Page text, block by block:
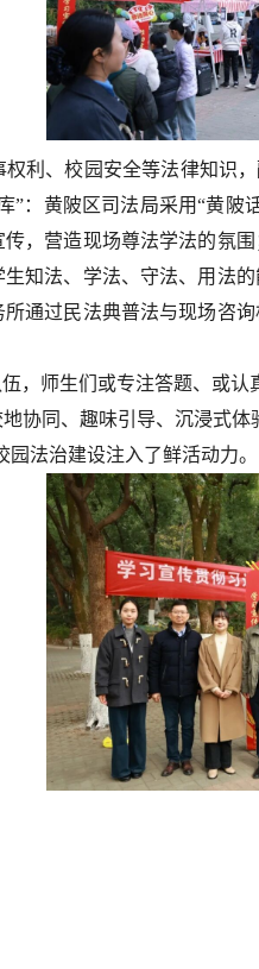
利、校园安全等法律知识
”：黄陂区司法局采用“黄
，营造现场尊法学法的氛
知法、学法、守法、用法
通过民法典普法与现场咨
，师生们或专注答题、或
协同、趣味引导、沉浸式
法治建设注入了鲜活动力。